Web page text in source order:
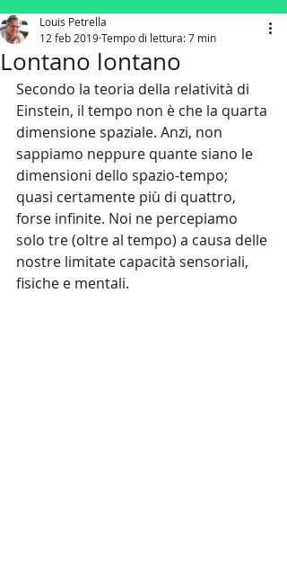
Lontano lontano
Louis Petrella
12 feb 2019Tempo di lettura: 7 min
Secondo la teoria della relatività di
Einstein, il tempo non è che la quarta
dimensione spaziale. Anzi, non
sappiamo neppure quante siano le
dimensioni dello spazio-tempo;
quasi certamente più di quattro,
forse infinite. Noi ne percepiamo
solo tre (oltre al tempo) a causa delle
nostre limitate capacità sensoriali,
fisiche e mentali.